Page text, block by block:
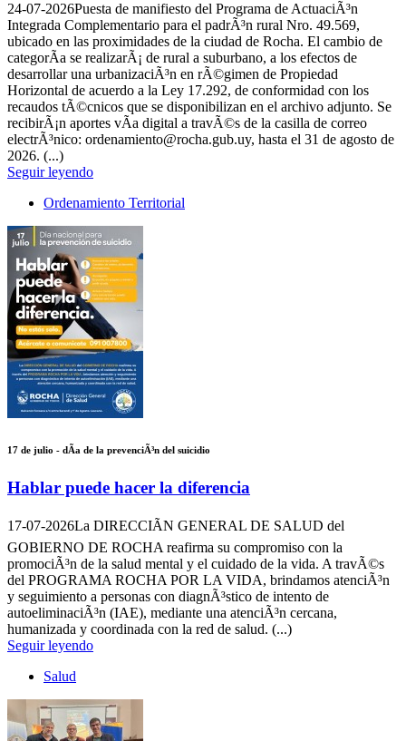
24-07-2026Puesta de manifiesto del Programa de ActuaciÃ³n
Integrada Complementario para el padrÃ³n rural Nro. 49.569,
ubicado en las proximidades de la ciudad de Rocha. El cambio de
categorÃ­a se realizarÃ¡ de rural a suburbano, a los efectos de
desarrollar una urbanizaciÃ³n en rÃ©gimen de Propiedad
Horizontal de acuerdo a la Ley 17.292, de conformidad con los
recaudos tÃ©cnicos que se disponibilizan en el archivo adjunto. Se
recibirÃ¡n aportes vÃ­a digital a travÃ©s de la casilla de correo
electrÃ³nico: ordenamiento@rocha.gub.uy, hasta el 31 de agosto de
2026. (...)
Seguir leyendo
Ordenamiento Territorial
17 de julio - dÃ­a de la prevenciÃ³n del suicidio
Hablar puede hacer la diferencia
17-07-2026La DIRECCIÃN GENERAL DE SALUD del
GOBIERNO DE ROCHA reafirma su compromiso con la
promociÃ³n de la salud mental y el cuidado de la vida. A travÃ©s
del PROGRAMA ROCHA POR LA VIDA, brindamos atenciÃ³n
y seguimiento a personas con diagnÃ³stico de intento de
autoeliminaciÃ³n (IAE), mediante una atenciÃ³n cercana,
humanizada y coordinada con la red de salud. (...)
Seguir leyendo
Salud